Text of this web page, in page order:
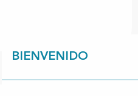
BIENVENIDO